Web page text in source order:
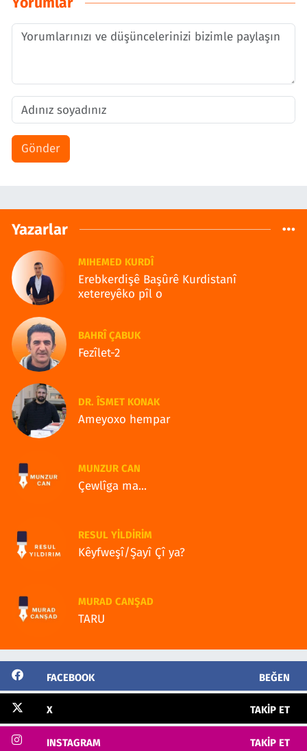
Gönder
Yazarlar
MIHEMED KURDÎ
Erebkerdişê Başûrê Kurdistanî
xetereyêko pîl o
BAHRÎ ÇABUK
Fezîlet-2
DR. ÎSMET KONAK
Ameyoxo hempar
MUNZUR CAN
Çewlîga ma...
RESUL YILDIRIM
Kêyfweşî/Şayî Çî ya?
MURAD CANŞAD
TARU
FACEBOOK BEĞEN
X TAKIP ET
INSTAGRAM TAKIP ET